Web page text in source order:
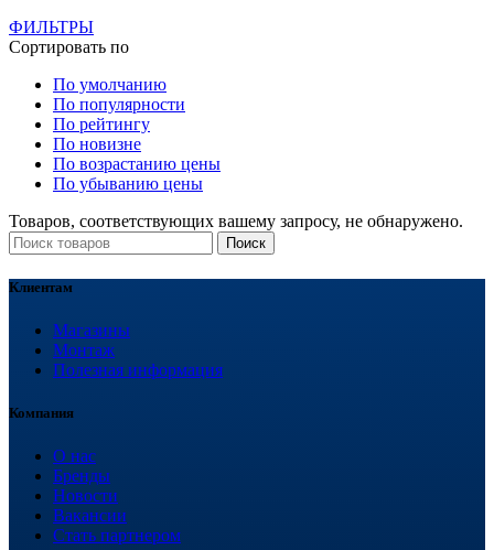
ФИЛЬТРЫ
Сортировать по
По умолчанию
По популярности
По рейтингу
По новизне
По возрастанию цены
По убыванию цены
Товаров, соответствующих вашему запросу, не обнаружено.
Поиск
Клиентам
Магазины
Монтаж
Полезная информация
Компания
О нас
Бренды
Новости
Вакансии
Стать партнером